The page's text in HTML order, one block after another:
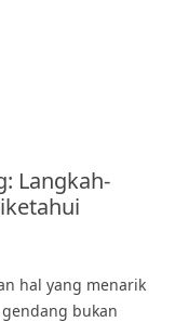
Langkah-
hal yang menarik
bukan